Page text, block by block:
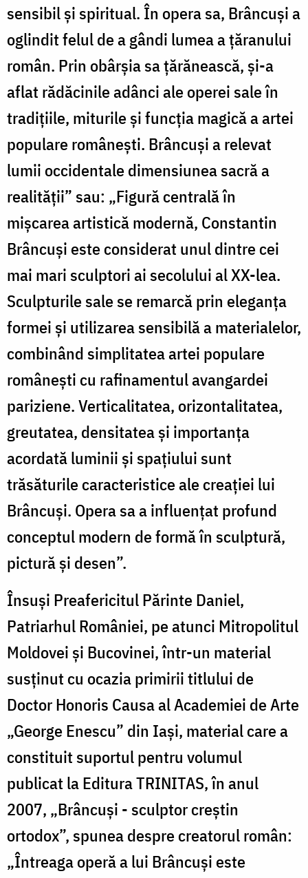
sensibil şi spiritual. În opera sa, Brâncuşi a
oglindit felul de a gândi lumea a ţăranului
român. Prin obârşia sa ţărănească, şi-a
aflat rădăcinile adânci ale operei sale în
tradiţiile, miturile şi funcţia magică a artei
populare româneşti. Brâncuşi a relevat
lumii occidentale dimensiunea sacră a
realităţii” sau: „Figură centrală în
mişcarea artistică modernă, Constantin
Brâncuşi este considerat unul dintre cei
mai mari sculptori ai secolului al XX-lea.
Sculpturile sale se remarcă prin eleganţa
formei şi utilizarea sensibilă a materialelor,
combinând simplitatea artei populare
româneşti cu rafinamentul avangardei
pariziene. Verticalitatea, orizontalitatea,
greutatea, densitatea şi importanţa
acordată luminii şi spaţiului sunt
trăsăturile caracteristice ale creaţiei lui
Brâncuşi. Opera sa a influenţat profund
conceptul modern de formă în sculptură,
pictură şi desen”.
Însuşi Preafericitul Părinte Daniel,
Patriarhul României, pe atunci Mitropolitul
Moldovei şi Bucovinei, într-un material
susţinut cu ocazia primirii titlului de
Doctor Honoris Causa al Academiei de Arte
„George Enescu” din Iaşi, material care a
constituit suportul pentru volumul
publicat la Editura TRINITAS, în anul
2007, „Brâncuşi - sculptor creştin
ortodox”, spunea despre creatorul român:
„Întreaga operă a lui Brâncuşi este